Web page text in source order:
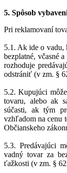
5. Spôsob
Pri reklamovaní
5.1. Ak ide o vadu,
bezplatné, včasné
rozhoduje
odstrániť (v zm. §
5.2. Kupujúci
tovaru, alebo ak
súčasti, ak tým
vzhľadom na cenu
Občianskeho
5.3. Predávajúci
vadný tovar za
ťažkosti (v zm. §